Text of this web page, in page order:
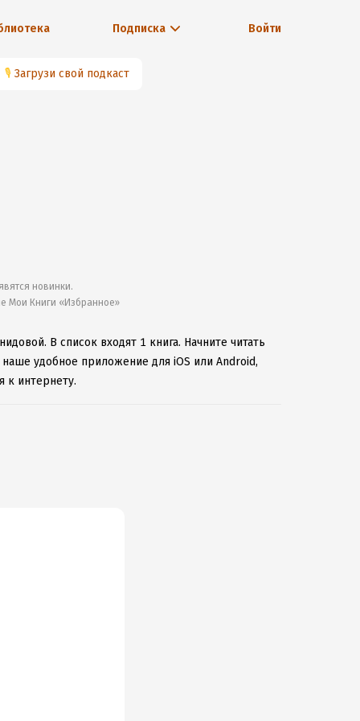
Подписка Войти
🎙 Загрузи свой подкаст
новинки.
Мои Книги «Избранное»
В список входят 1 книга. Начните читать
удобное приложение для iOS или Android,
к интернету.